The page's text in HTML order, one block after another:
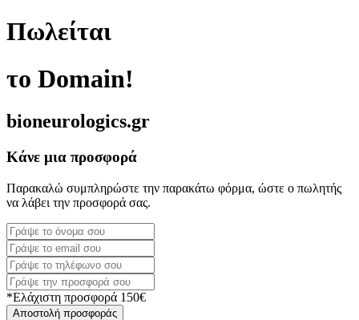
Πωλείται
το Domain!
bioneurologics.gr
Κάνε μια προσφορά
Παρακαλώ συμπληρώστε την παρακάτω φόρμα, ώστε ο πωλητής
να λάβει την προσφορά σας.
*Ελάχιστη προσφορά 150€
Αποστολή προσφοράς